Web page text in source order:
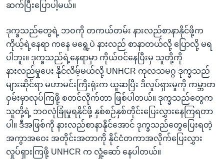
ဆက်ပြီးပြောပါ့မယ်။
ဒုက္ခသည်တွေရဲ့ ဘဝကို တကယ်တမ်း နားလည်စာနာနိုင်ဖို့က
ကိုယ့်ရဲ့နေရာ ကနေ မရွေ့ပဲ နားလည် စာနာတယ်လို့ ပြောလို့ မရ
ပါဘူး။ ဒုက္ခသည်ရဲ့နေရာမှာ ကိုယ်ဝင်နေပြီးမှ သူတို့ကို
နားလည်မှုပေး နိုင်လိမ့်မယ်လို့ UNHCR ကုလသမဂ္ဂ ဒုက္ခသည်
များဆိုင်ရာ မဟာမင်းကြီးရုံးက ယူဆပြီး ဒီလှုပ်ရှားမှုကို ကမ္ဘာတ
ဝှမ်းမှာလုပ်ကြဖို့ စတင်လိုက်တာ ဖြစ်ပါတယ်။ ဒုက္ခသည်တွေက
သူတို့ရဲ့ ဘဝလုံခြုံမှုရနိုင်ဖို့ နှစ်စဉ်နှစ်တိုင်းပြေးလွှားနေကြရတာ
ပါ။ ဒီအဖြစ်ကို နားလည်စာနာနိုင်အောင် ဒုက္ခသည်တွေပြေးရတဲ့
အကွာအဝေး အတိုင်းအတာကို နိုင်ငံတကာအလိုက်ပြေးလွှား
လှုပ်ရှားကြဖို့ UNHCR က လှုံ့ဆော် နေပါတယ်။